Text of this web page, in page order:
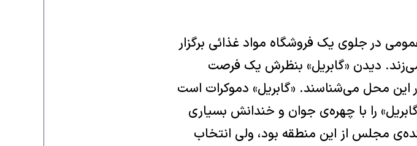
در جلوی یک فروشگاه مواد غذائی برگزار
دیدن «گابریل» بنظرش یک فرصت
این محل می‌شناسند. «گابریل» دموکرات است
را با چهره‌ی جوان و خندانش بسیاری
مجلس از این منطقه بود، ولی انتخاب